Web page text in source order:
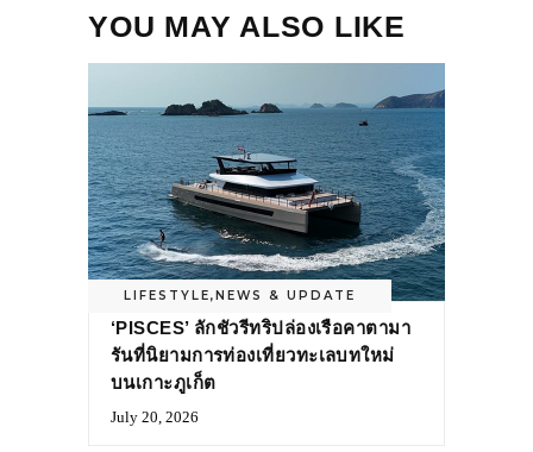
YOU MAY ALSO LIKE
LIFESTYLE,NEWS & UPDATE
‘PISCES’ ลักชัวรีทริปล่องเรือคาตามา
รันที่นิยามการท่องเที่ยวทะเลบทใหม่
บนเกาะภูเก็ต
July 20, 2026